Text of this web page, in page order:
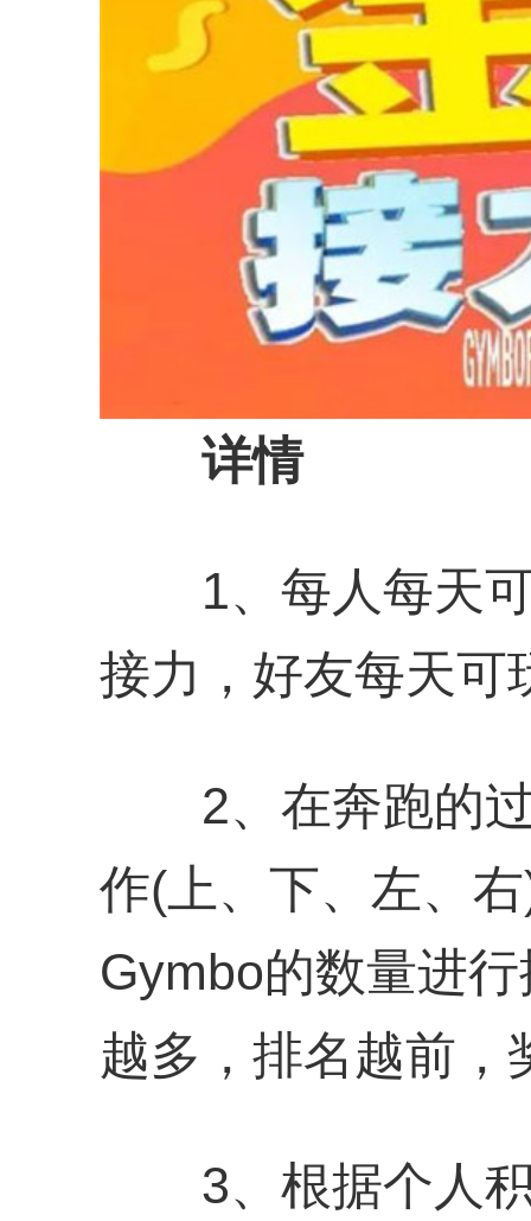
详情
1、每人每天可
接力，好友每天可
2、在奔跑的过
作(上、下、左、
Gymbo的数量进
越多，排名越前，
3、根据个人积